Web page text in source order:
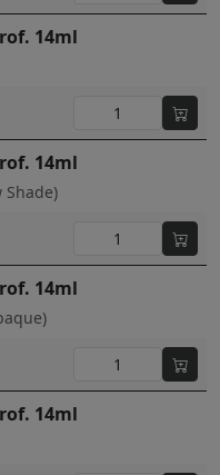
14ml
14ml
Shade)
14ml
14ml